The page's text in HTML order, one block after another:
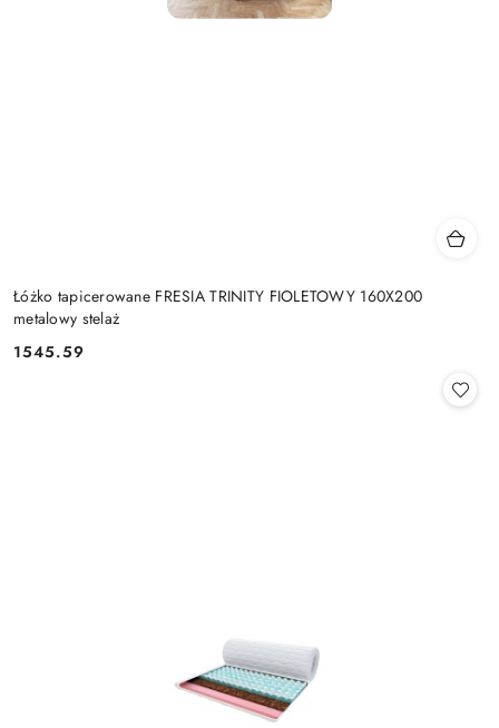
Łóżko tapicerowane FRESIA TRINITY FIOLETOWY 160X200
metalowy stelaż
Cena:
1545.59